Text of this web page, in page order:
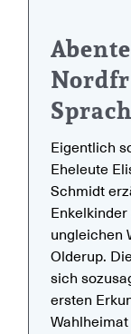
Eigentlich
Eheleute
Schmidt
ungleichen
Olderup.
sich
ersten